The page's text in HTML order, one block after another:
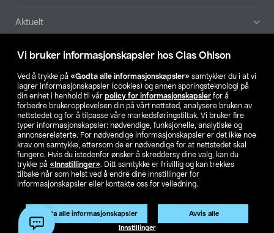
Vi bruker informasjonskapsler hos Clas Ohlson
Ved å trykke på «Godta alle informasjonskapsler» samtykker du i at vi
lagrer informasjonskapsler (cookies) og annen sporingsteknologi på
din enhet i henhold til vår policy for informasjonskapsler for å
forbedre brukeropplevelsen din på vårt nettsted, analysere bruken av
nettstedet og for å tilpasse våre markedsføringstiltak. Vi bruker fire
typer informasjonskapsler: nødvendige, funksjonelle, analytiske og
annonserelaterte. For nødvendige informasjonskapsler er det ikke noe
krav om samtykke, ettersom de er nødvendige for at nettstedet skal
fungere. Hvis du istedenfor ønsker å skreddersy dine valg, kan du
trykke på «Innstillinger». Ditt samtykke er frivillig og kan trekkes
tilbake når som helst ved å endre dine innstillinger for
informasjonskapsler eller kontakte oss for veiledning.
Godta alle informasjonskapsler Avvis alle
Innstillinger
Produktet har utgått
Artikkelnr.:36-6617
Aktuelt
Våre selskaper
Finn din butikk
SE NO FI
Endre til priser ekskl. moms